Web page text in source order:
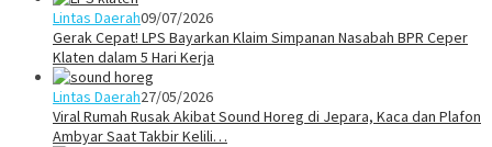
Lintas Daerah09/07/2026
Gerak Cepat! LPS Bayarkan Klaim Simpanan Nasabah BPR Ceper
Klaten dalam 5 Hari Kerja
Lintas Daerah27/05/2026
Viral Rumah Rusak Akibat Sound Horeg di Jepara, Kaca dan Plafon
Ambyar Saat Takbir Kelili…